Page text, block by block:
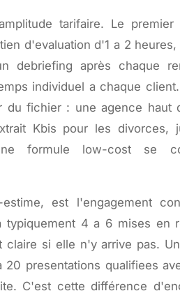
tarifaire. Le
d'evaluation d'1 a 2
debriefing après chaque
individuel a chaque
du fichier : une agence haut
Kbis pour les divorces,
formule low-cost se
est l'engagement
4 a 6 mises en
claire si elle n'y arrive pas.
presentations qualifiees
C'est cette différence